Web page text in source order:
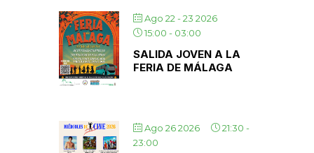
Ago 22 - 23 2026
15:00 - 03:00
SALIDA JOVEN A LA
FERIA DE MÁLAGA
Ago 26 2026 21:30 -
23:00